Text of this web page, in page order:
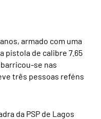
armado com uma
pistola de calibre 7.65
se nas
três pessoas reféns
da PSP de Lagos